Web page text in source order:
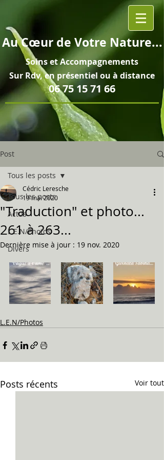
AuCœurde Votre Nature...
Soins etAccompagnements
Sur Rdv, en présentiel ou à distance
06 75 15 71 66
Post
Tous les posts
Actus
L.E.N/Photos
Divers
Tous les posts
"Traduction" et photo...
261 à 263...
Cédric Leresche
19 mai 2020
Dernière mise à jour : 19 nov. 2020
L.E.N/Photos
Posts récents Voir tout